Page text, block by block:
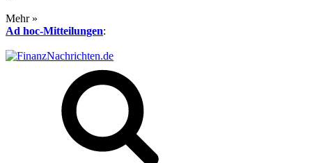
Mehr »
Ad hoc-Mitteilungen: